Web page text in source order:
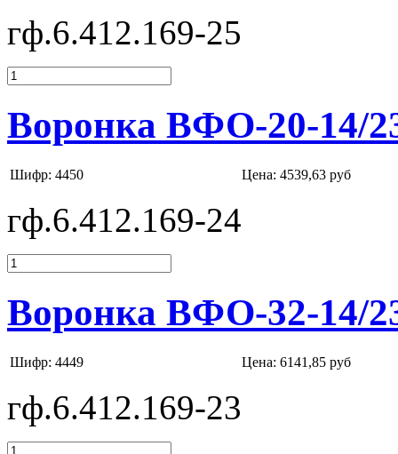
гф.6.412.169-25
Воронка ВФО-20-14/
Шифр: 4450 Цена: 4539,63 руб
гф.6.412.169-24
Воронка ВФО-32-14/
Шифр: 4449 Цена: 6141,85 руб
гф.6.412.169-23